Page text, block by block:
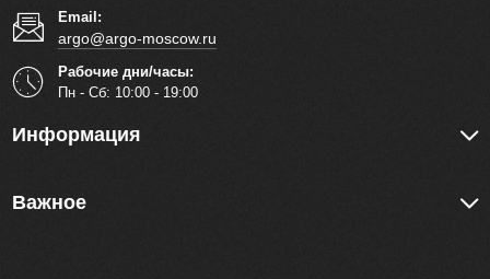
Email:
argo@argo-moscow.ru
Рабочие дни/часы:
Пн - Cб: 10:00 - 19:00
Информация
Важное